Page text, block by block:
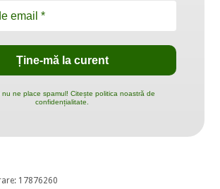
nu ne place spamul! Citește politica noastră de
confidențialitate.
17876260